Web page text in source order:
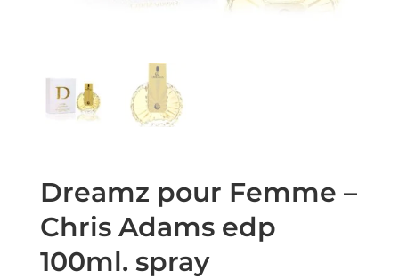
Dreamz pour Femme –
Chris Adams edp
100ml. spray